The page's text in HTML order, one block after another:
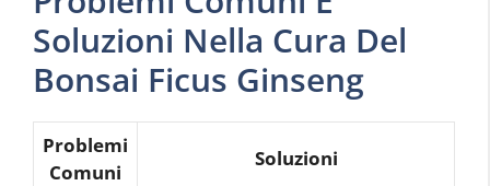
Soluzioni Nella Cura Del
Bonsai Ficus Ginseng
Problemi
Comuni
Soluzioni